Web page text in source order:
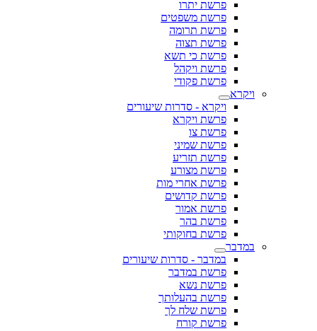
פרשת יתרו
פרשת משפטים
פרשת תרומה
פרשת תצוה
פרשת כי תשא
פרשת ויקהל
פרשת פקודי
ויקרא
ויקרא - סדרות שיעורים
פרשת ויקרא
פרשת צו
פרשת שמיני
פרשת תזריע
פרשת מצורע
פרשת אחרי מות
פרשת קדושים
פרשת אמור
פרשת בהר
פרשת בחוקותי
במדבר
במדבר - סדרות שיעורים
פרשת במדבר
פרשת נשא
פרשת בהעלותך
פרשת שלח לך
פרשת קורח